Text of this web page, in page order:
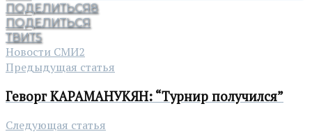
ПОДЕЛИТЬСЯ8
ПОДЕЛИТЬСЯ
ТВИТ5
Новости СМИ2
Предыдущая статья
Геворг КАРАМАНУКЯН: “Турнир получился”
Следующая статья